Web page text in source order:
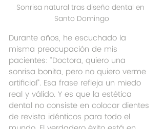
Sonrisa natural tras diseño dental en
Santo Domingo
Durante años, he escuchado la
misma preocupación de mis
pacientes: “Doctora, quiero una
sonrisa bonita, pero no quiero verme
artificial”. Esa frase refleja un miedo
real y válido. Y es que la estética
dental no consiste en colocar dientes
de revista idénticos para todo el